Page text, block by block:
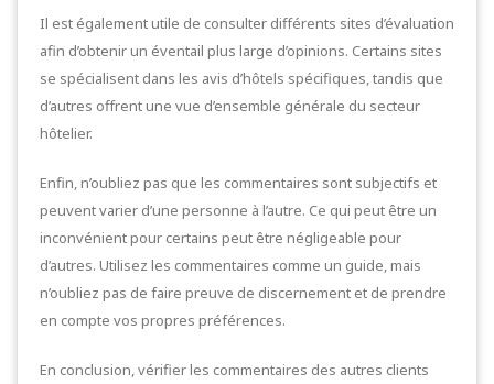
Il est également utile de consulter différents sites d’évaluation
afin d’obtenir un éventail plus large d’opinions. Certains sites
se spécialisent dans les avis d’hôtels spécifiques, tandis que
d’autres offrent une vue d’ensemble générale du secteur
hôtelier.
Enfin, n’oubliez pas que les commentaires sont subjectifs et
peuvent varier d’une personne à l’autre. Ce qui peut être un
inconvénient pour certains peut être négligeable pour
d’autres. Utilisez les commentaires comme un guide, mais
n’oubliez pas de faire preuve de discernement et de prendre
en compte vos propres préférences.
En conclusion, vérifier les commentaires des autres clients